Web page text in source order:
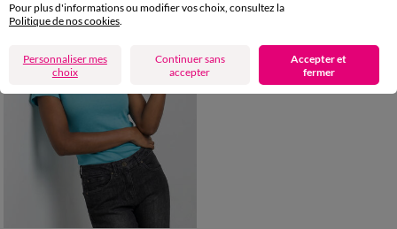
Pour plus d'informations ou modifier vos choix, consultez la
Politique de nos cookies.
Personnaliser mes
choix
Continuer sans
accepter
Accepter et
fermer